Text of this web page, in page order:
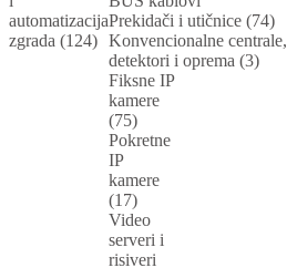
automatizacija
zgrada (124)
Prekidači i utičnice (74)
Konvencionalne centrale,
detektori i oprema (3)
Fiksne IP
kamere
(75)
Pokretne
IP
kamere
(17)
Video
serveri i
risiveri